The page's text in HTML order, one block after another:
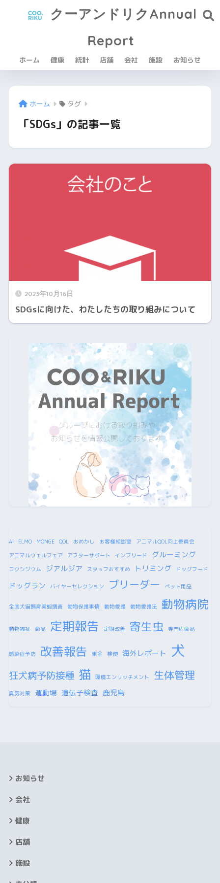
クーアンドリクAnnual
Report
ホーム 健康 統計 店舗 会社 施設 お知らせ
ホーム タグ
「SDGs」の記事一覧
2023年10月16日
SDGsに向けた、わたしたちの取り組みについて
AI ELMO MONGE QOL おめかし お客様相談室
アニマルQOL向上委員会
アニマルウェルフェア
アフターサポート インブリード グルーミング
コクシジウム ジアルジア スタッフおすすめ トリミング ドッグフード
ドッグラン バイヤーセレクション ブリーダー ペット用品
全国犬猫飼育実態調査 動物保護事情 動物愛護 動物愛護法 動物病院
動物福祉 商品 定期報告 定期改善 寄生虫 専門店商品
感染症予防 改善報告 東金 検便 海外レポート 犬
狂犬病予防接種 猫 環境エンリッチメント 生体管理
臭気対策 運動場 遺伝子検査 鹿児島
お知らせ
会社
健康
店舗
施設